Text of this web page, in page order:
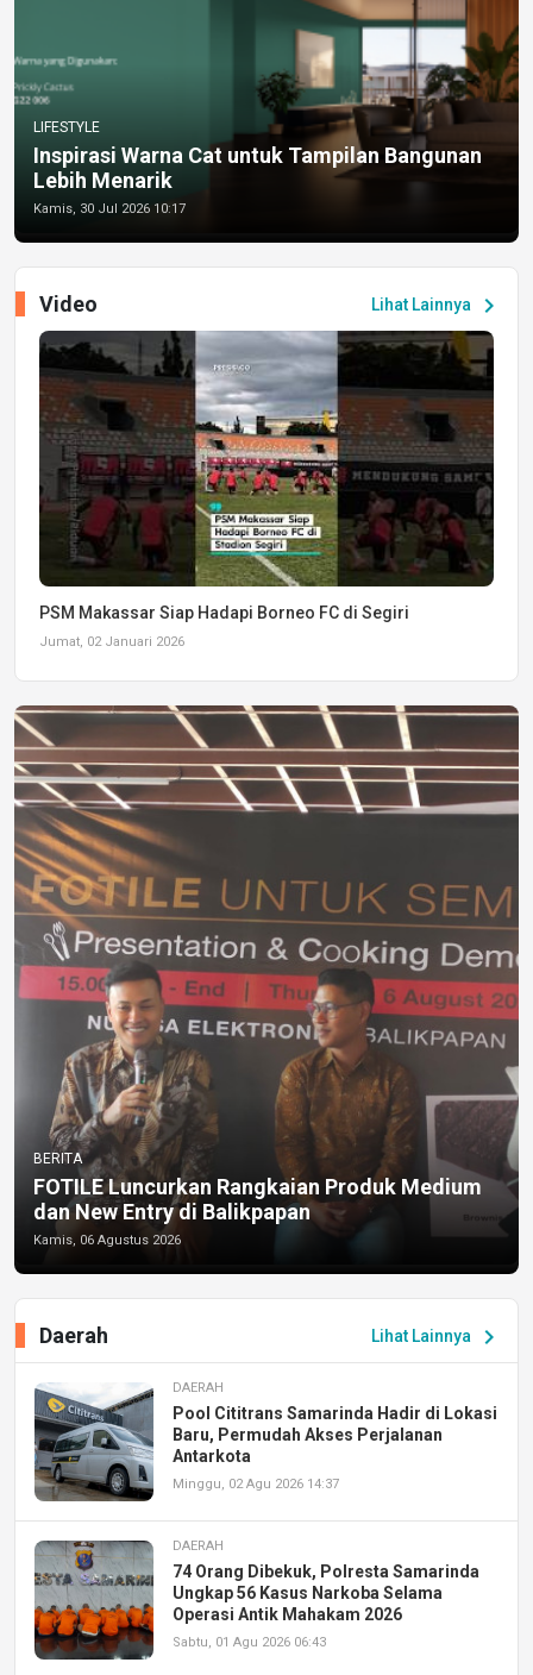
LIFESTYLE
Inspirasi Warna Cat untuk Tampilan Bangunan
Lebih Menarik
Kamis, 30 Jul 2026 10:17
Lihat Lainnya chevron_right
Video
PSM Makassar Siap Hadapi Borneo FC di Segiri
Jumat, 02 Januari 2026
BERITA
FOTILE Luncurkan Rangkaian Produk Medium
dan New Entry di Balikpapan
Kamis, 06 Agustus 2026
Lihat Lainnya chevron_right
Daerah
DAERAH
Pool Cititrans Samarinda Hadir di Lokasi
Baru, Permudah Akses Perjalanan
Antarkota
Minggu, 02 Agu 2026 14:37
DAERAH
74 Orang Dibekuk, Polresta Samarinda
Ungkap 56 Kasus Narkoba Selama
Operasi Antik Mahakam 2026
Sabtu, 01 Agu 2026 06:43